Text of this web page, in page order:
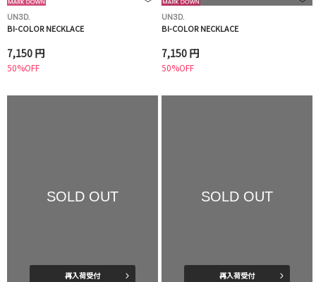
UN3D.
BI-COLOR NECKLACE
7,150 円
50%OFF
UN3D.
BI-COLOR NECKLACE
7,150 円
50%OFF
SOLD OUT
再入荷受付
SOLD OUT
再入荷受付